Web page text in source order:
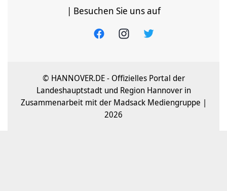
| Besuchen Sie uns auf
© HANNOVER.DE - Offizielles Portal der
Landeshauptstadt und Region Hannover in
Zusammenarbeit mit der Madsack Mediengruppe |
2026